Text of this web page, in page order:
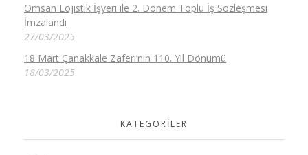
Omsan Lojistik İşyeri ile 2. Dönem Toplu İş Sözleşmesi
İmzalandı
27/03/2025
18 Mart Çanakkale Zaferi’nin 110. Yıl Dönümü
18/03/2025
KATEGORILER